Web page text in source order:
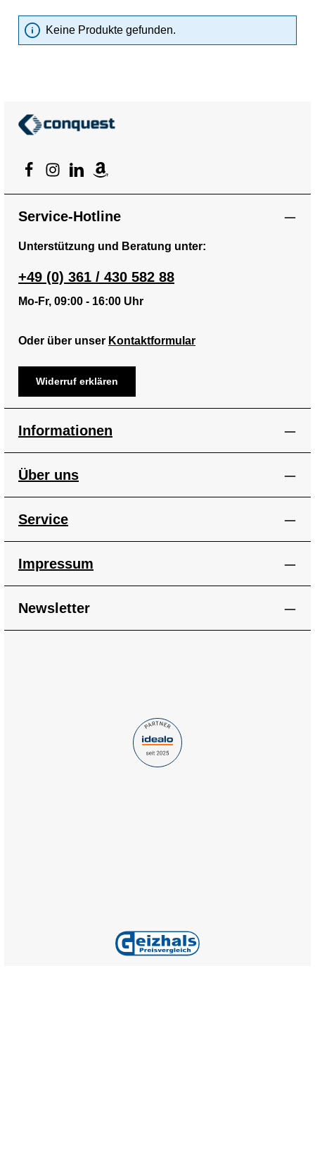
Keine Produkte gefunden.
Service-Hotline
Unterstützung und Beratung unter:
+49 (0) 361 / 430 582 88
Mo-Fr, 09:00 - 16:00 Uhr
Oder über unser Kontaktformular
Widerruf erklären
Informationen
Über uns
Service
Impressum
Newsletter